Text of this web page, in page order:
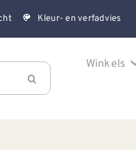
Kleur- en verfadvies
Winkels